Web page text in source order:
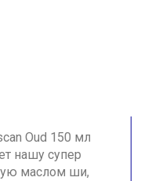
Oud 150 мл
нашу супер
маслом ши,